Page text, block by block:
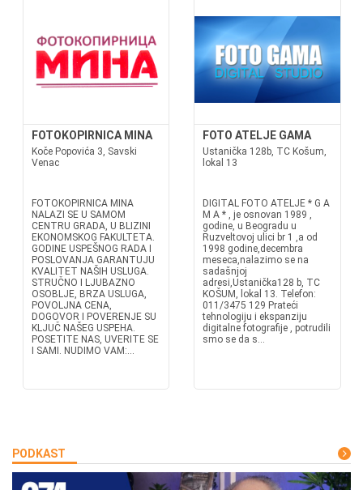
FOTOKOPIRNICA MINA
Koče Popovića 3, Savski
Venac
FOTOKOPIRNICA MINA
NALAZI SE U SAMOM
CENTRU GRADA, U BLIZINI
EKONOMSKOG FAKULTETA.
GODINE USPEŠNOG RADA I
POSLOVANJA GARANTUJU
KVALITET NAŠIH USLUGA.
STRUČNO I LJUBAZNO
OSOBLJE, BRZA USLUGA,
POVOLJNA CENA,
DOGOVOR I POVERENJE SU
KLJUČ NAŠEG USPEHA.
POSETITE NAS, UVERITE SE
I SAMI. NUDIMO VAM:...
FOTO ATELJE GAMA
Ustanička 128b, TC Košum,
lokal 13
DIGITAL FOTO ATELJE * G A
M A * , je osnovan 1989 ,
godine, u Beogradu u
Ruzveltovoj ulici br 1 ,a od
1998 godine,decembra
meseca,nalazimo se na
sadašnjoj
adresi,Ustanička128 b, TC
KOŠUM, lokal 13. Telefon:
011/3475 129 Prateći
tehnologiju i ekspanziju
digitalne fotografije , potrudili
smo se da s...
PODKAST